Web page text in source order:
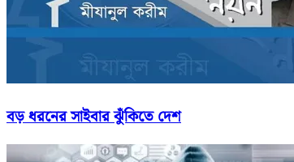
বড় ধরনের সাইবার ঝুঁকিতে দেশ